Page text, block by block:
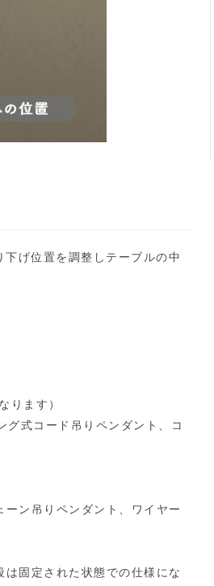
げ位置を調整しテーブルの中
ります）
式コード吊りペンダント、コ
ン吊りペンダント、ワイヤー
固定された状態での仕様にな